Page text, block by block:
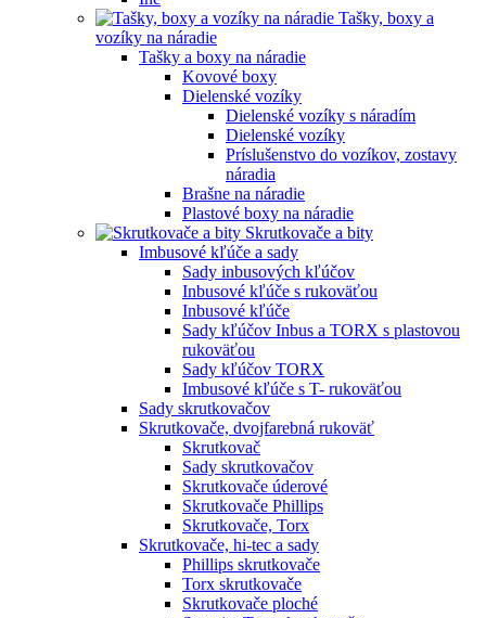
Tašky, boxy a
vozíky na náradie
Tašky a boxy na náradie
Kovové boxy
Dielenské vozíky
Dielenské vozíky s náradím
Dielenské vozíky
Príslušenstvo do vozíkov, zostavy
náradia
Brašne na náradie
Plastové boxy na náradie
Skrutkovače a bity
Imbusové kľúče a sady
Sady inbusových kľúčov
Inbusové kľúče s rukoväťou
Inbusové kľúče
Sady kľúčov Inbus a TORX s plastovou
rukoväťou
Sady kľúčov TORX
Imbusové kľúče s T- rukoväťou
Sady skrutkovačov
Skrutkovače, dvojfarebná rukoväť
Skrutkovač
Sady skrutkovačov
Skrutkovače úderové
Skrutkovače Phillips
Skrutkovače, Torx
Skrutkovače, hi-tec a sady
Phillips skrutkovače
Torx skrutkovače
Skrutkovače ploché